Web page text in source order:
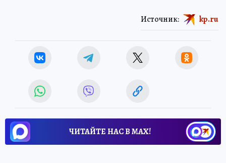
Источник: kp.ru
ЧИТАЙТЕ НАС В МАХ!